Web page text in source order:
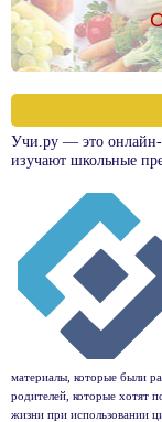
Учи.ру — это онлайн-
изучают школьные
материалы, которые были
родителей, которые хотят
жизни при использовании